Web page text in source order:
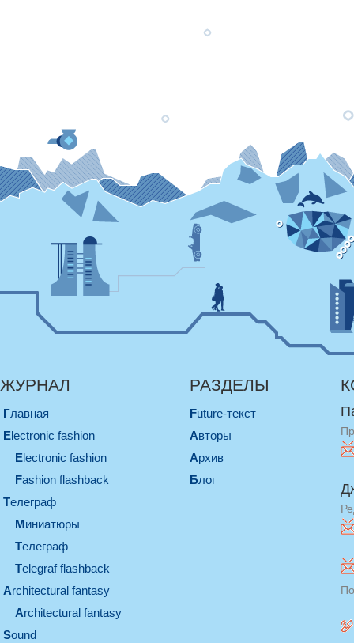
ЖУРНАЛ
Главная
electronic fashion
electronic fashion
Fashion flashback
телеграф
миниатюры
телеграф
Telegraf flashback
architectural fantasy
architectural fantasy
sound
РАЗДЕЛЫ
Future-текст
Авторы
Архив
Блог